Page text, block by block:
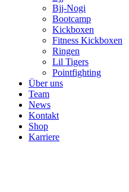
Bjj-Nogi
Bootcamp
Kickboxen
Fitness Kickboxen
Ringen
Lil Tigers
Pointfighting
Über uns
Team
News
Kontakt
Shop
Karriere